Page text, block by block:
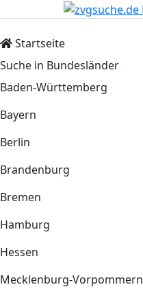
Startseite
Suche in Bundesländer
Baden-Württemberg
Bayern
Berlin
Brandenburg
Bremen
Hamburg
Hessen
Mecklenburg-Vorpommern